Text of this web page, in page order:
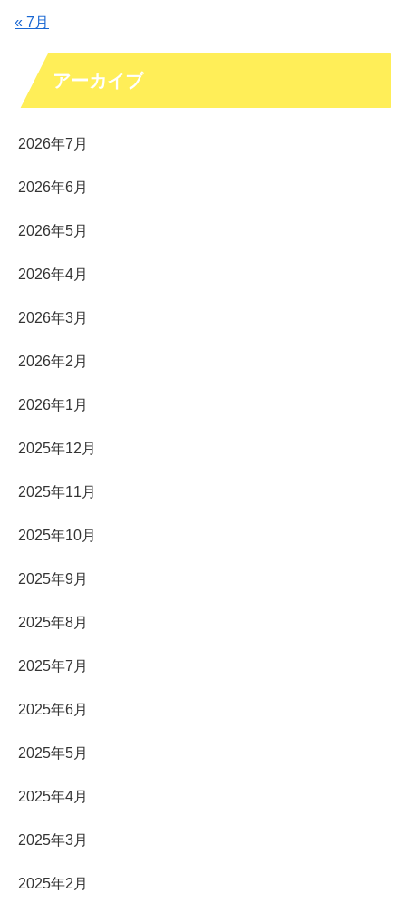
« 7月
アーカイブ
2026年7月
2026年6月
2026年5月
2026年4月
2026年3月
2026年2月
2026年1月
2025年12月
2025年11月
2025年10月
2025年9月
2025年8月
2025年7月
2025年6月
2025年5月
2025年4月
2025年3月
2025年2月